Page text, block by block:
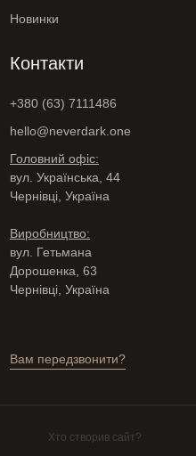
Новинки
Контакти
+380 (63) 7111486
hello@neverdark.one
Головний офіс:
вул. Українська, 44
Чернівці, Україна
Виробництво:
вул. Гетьмана
Дорошенка, 63
Чернівці, Україна
Вам передзвонити?
Хто створив сайт?